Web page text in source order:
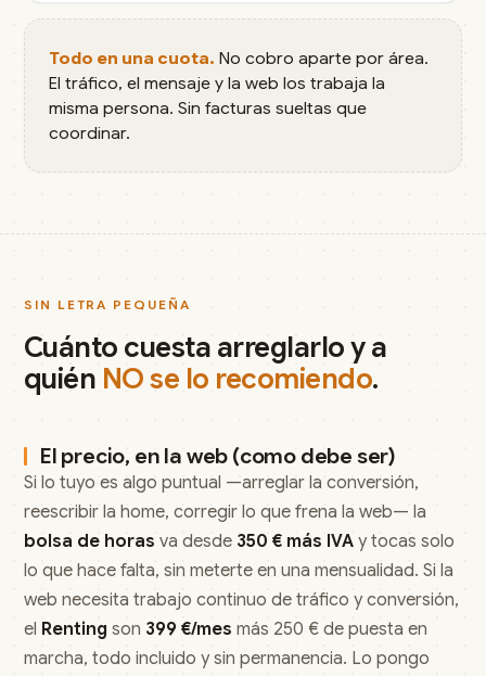
Todo en una cuota. No cobro aparte por área.
El tráfico, el mensaje y la web los trabaja la
misma persona. Sin facturas sueltas que
coordinar.
SIN LETRA PEQUEÑA
Cuánto cuesta arreglarlo y a
quién NO se lo recomiendo.
El precio, en la web (como debe ser)
Si lo tuyo es algo puntual —arreglar la conversión,
reescribir la home, corregir lo que frena la web— la
bolsa de horas va desde 350 € más IVA y tocas solo
lo que hace falta, sin meterte en una mensualidad. Si la
web necesita trabajo continuo de tráfico y conversión,
el Renting son 399 €/mes más 250 € de puesta en
marcha, todo incluido y sin permanencia. Lo pongo